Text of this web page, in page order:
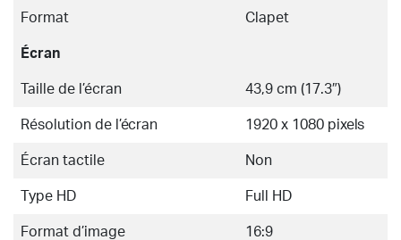
Format Clapet
Écran
Taille de l’écran 43,9 cm (17.3″)
Résolution de l’écran 1920 x 1080 pixels
Écran tactile Non
Type HD Full HD
Format d’image 16:9